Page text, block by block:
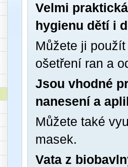
Velmi
hygienu dětí i
Můžete ji
ošetření ran a
Jsou vhodné
nanesení a
Můžete také
masek.
Vata z